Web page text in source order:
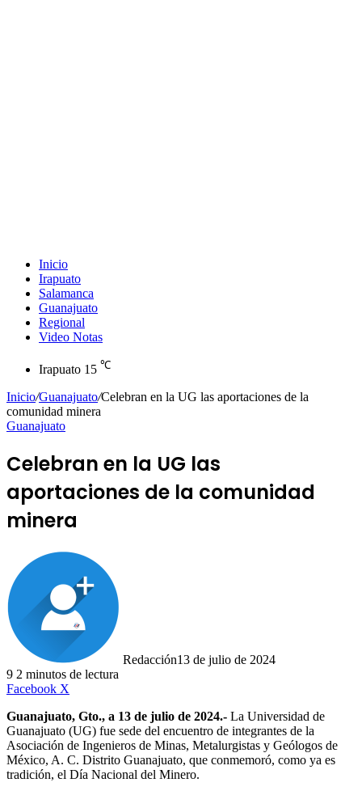
Inicio
Irapuato
Salamanca
Guanajuato
Regional
Video Notas
Irapuato 15 ℃
Inicio/Guanajuato/Celebran en la UG las aportaciones de la
comunidad minera
Guanajuato
Celebran en la UG las
aportaciones de la comunidad
minera
Redacción13 de julio de 2024
9 2 minutos de lectura
Facebook X
Guanajuato, Gto., a 13 de julio de 2024.- La Universidad de
Guanajuato (UG) fue sede del encuentro de integrantes de la
Asociación de Ingenieros de Minas, Metalurgistas y Geólogos de
México, A. C. Distrito Guanajuato, que conmemoró, como ya es
tradición, el Día Nacional del Minero.